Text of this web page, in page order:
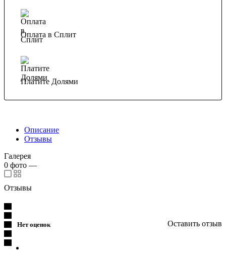
Оплата в Сплит
Платите Долями
Описание
Отзывы
Галерея
0 фото —
Отзывы
Нет оценок Оставить отзыв